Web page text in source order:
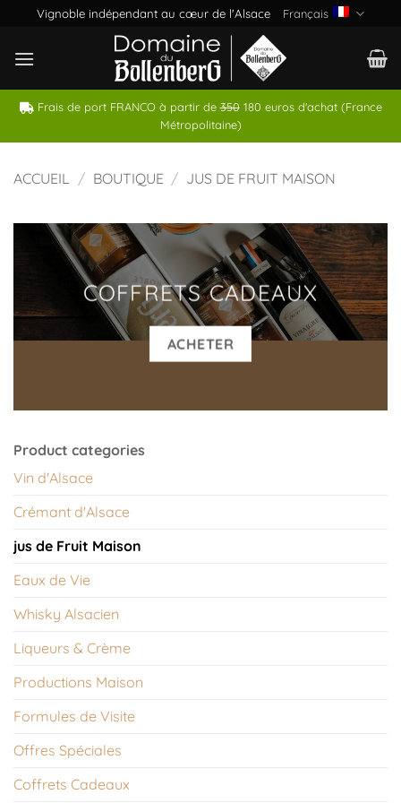
Passer
contenu
Vignoble indépendant au cœur de l'Alsace Français
Frais de port FRANCO à partir de350180 euros d'achat (France
Métropolitaine)
ACCUEIL / BOUTIQUE / JUS DE FRUIT MAISON
COFFRETS CADEAUX
ACHETER
Product categories
Vin d'Alsace
Crémant d'Alsace
jus de Fruit Maison
Eaux de Vie
Whisky Alsacien
Liqueurs & Crème
Productions Maison
Formules de Visite
Offres Spéciales
Coffrets Cadeaux